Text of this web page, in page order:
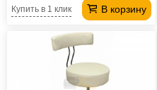
В корзину
Купить в 1 клик